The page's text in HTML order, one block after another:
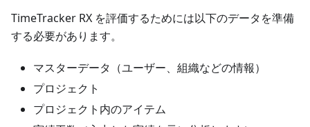
TimeTracker RX を評価するためには以下のデータを準備
する必要があります。
マスターデータ（ユーザー、組織などの情報）
プロジェクト
プロジェクト内のアイテム